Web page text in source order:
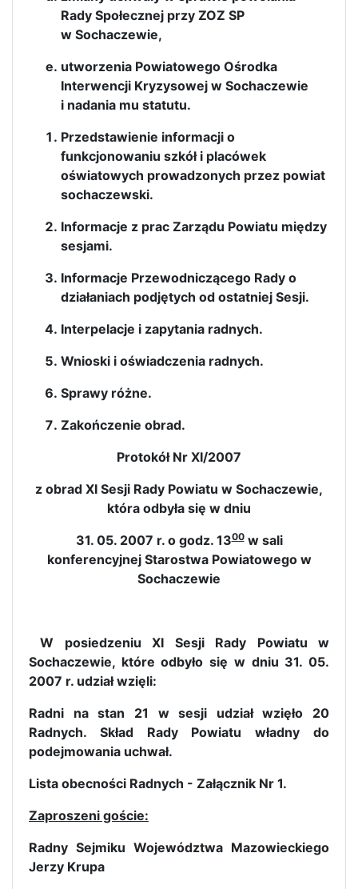
Rady Społecznej przy ZOZ SP
w Sochaczewie,
utworzenia Powiatowego Ośrodka
Interwencji Kryzysowej w Sochaczewie
i nadania mu statutu.
Przedstawienie informacji o
funkcjonowaniu szkół i placówek
oświatowych prowadzonych przez powiat
sochaczewski.
Informacje z prac Zarządu Powiatu między
sesjami.
Informacje Przewodniczącego Rady o
działaniach podjętych od ostatniej Sesji.
Interpelacje i zapytania radnych.
Wnioski i oświadczenia radnych.
Sprawy różne.
Zakończenie obrad.
Protokół Nr XI/2007
z obrad XI Sesji Rady Powiatu w Sochaczewie,
która odbyła się w dniu
31. 05. 2007 r. o godz. 1300w sali
konferencyjnej Starostwa Powiatowego w
Sochaczewie
W posiedzeniu XI Sesji Rady Powiatu w
Sochaczewie, które odbyło się w dniu 31. 05.
2007 r. udział wzięli:
Radni na stan 21 w sesji udział wzięło 20
Radnych. Skład Rady Powiatu władny do
podejmowania uchwał.
Lista obecności Radnych - Załącznik Nr 1.
Zaproszeni goście:
Radny Sejmiku Województwa Mazowieckiego
Jerzy Krupa